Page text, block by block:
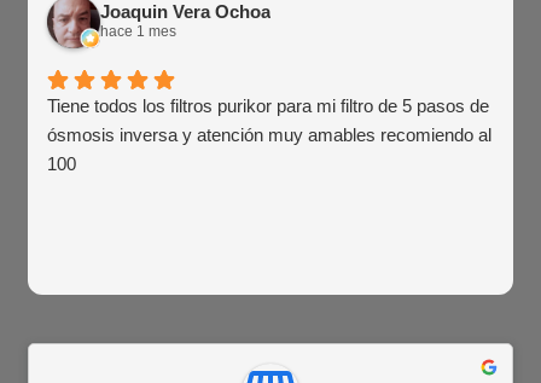
Joaquin Vera Ochoa
hace 1 mes
Tiene todos los filtros purikor para mi filtro de 5 pasos de
ósmosis inversa y atención muy amables recomiendo al
100